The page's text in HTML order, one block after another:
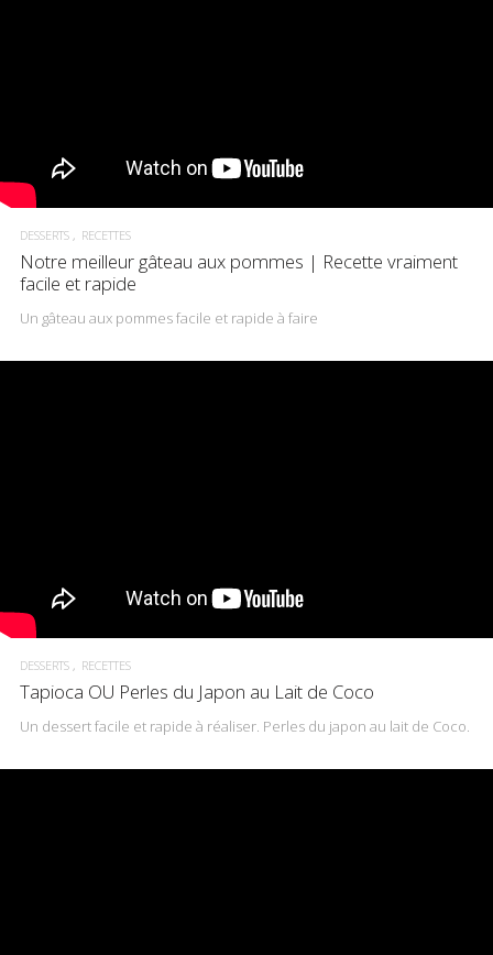
DESSERTS RECETTES
Notre meilleur gâteau aux pommes | Recette vraiment
facile et rapide
Un gâteau aux pommes facile et rapide à faire
DESSERTS RECETTES
Tapioca OU Perles du Japon au Lait de Coco
Un dessert facile et rapide à réaliser. Perles du japon au lait de Coco.